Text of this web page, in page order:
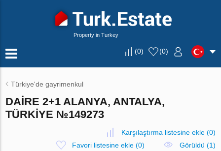
Property in Turkey
(0) (0)
Türkiye'de gayrimenkul
DAIRE 2+1 ALANYA, ANTALYA,
TÜRKIYE №149273
Karşılaştırma listesine ekle(0)
Favori listesine ekle(0)
Görüldü (1)